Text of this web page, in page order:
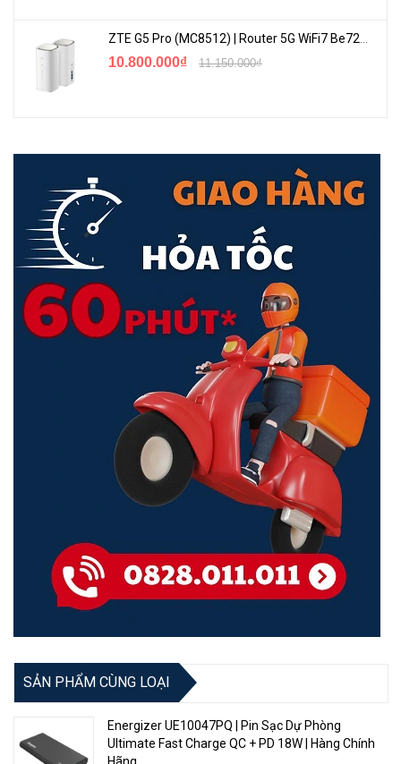
10.800.000₫ 11.150.000₫
SẢN PHẨM CÙNG LOẠI
Energizer UE10047PQ | Pin Sạc Dự Phòng
Ultimate Fast Charge QC + PD 18W | Hàng Chính